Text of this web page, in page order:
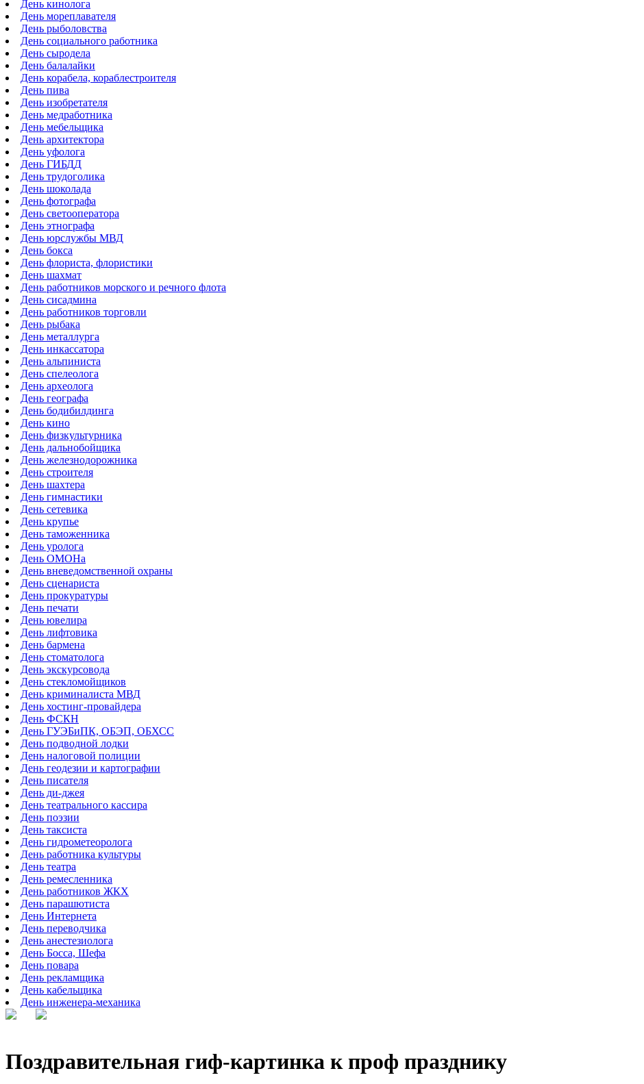
День кинолога
День мореплавателя
День рыболовства
День социального работника
День сыродела
День балалайки
День корабела, кораблестроителя
День пива
День изобретателя
День медработника
День мебельщика
День архитектора
День уфолога
День ГИБДД
День трудоголика
День шоколада
День фотографа
День светооператора
День этнографа
День юрслужбы МВД
День бокса
День флориста, флористики
День шахмат
День работников морского и речного флота
День сисадмина
День работников торговли
День рыбака
День металлурга
День инкассатора
День альпиниста
День спелеолога
День археолога
День географа
День бодибилдинга
День кино
День физкультурника
День дальнобойщика
День железнодорожника
День строителя
День шахтера
День гимнастики
День сетевика
День крупье
День таможенника
День уролога
День ОМОНа
День вневедомственной охраны
День сценариста
День прокуратуры
День печати
День ювелира
День лифтовика
День бармена
День стоматолога
День экскурсовода
День стекломойщиков
День криминалиста МВД
День хостинг-провайдера
День ФСКН
День ГУЭБиПК, ОБЭП, ОБХСС
День подводной лодки
День налоговой полиции
День геодезии и картографии
День писателя
День ди-джея
День театрального кассира
День поэзии
День таксиста
День гидрометеоролога
День работника культуры
День театра
День ремесленника
День работников ЖКХ
День парашютиста
День Интернета
День переводчика
День анестезиолога
День Босса, Шефа
День повара
День рекламщика
День кабельщика
День инженера-механика
Поздравительная гиф-картинка к проф празднику